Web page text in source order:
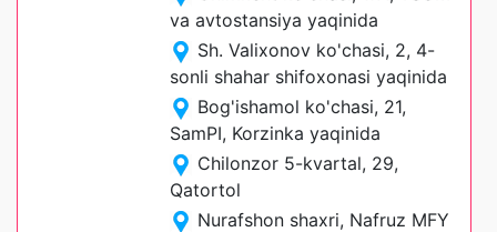
va avtostansiya yaqinida
Sh. Valixonov ko'chasi, 2, 4-
sonli shahar shifoxonasi yaqinida
Bog'ishamol ko'chasi, 21,
SamPI, Korzinka yaqinida
Chilonzor 5-kvartal, 29,
Qatortol
Nurafshon shaxri, Nafruz MFY